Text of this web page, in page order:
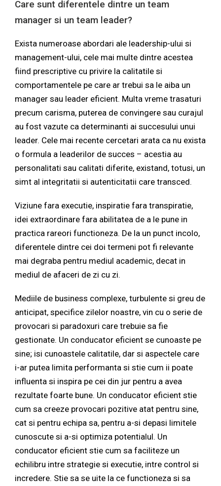
Care sunt diferentele dintre un team
manager si un team leader?
Exista numeroase abordari ale leadership-ului si
management-ului, cele mai multe dintre acestea
fiind prescriptive cu privire la calitatile si
comportamentele pe care ar trebui sa le aiba un
manager sau leader eficient. Multa vreme trasaturi
precum carisma, puterea de convingere sau curajul
au fost vazute ca determinanti ai succesului unui
leader. Cele mai recente cercetari arata ca nu exista
o formula a leaderilor de succes – acestia au
personalitati sau calitati diferite, existand, totusi, un
simt al integritatii si autenticitatii care transced.
Viziune fara executie, inspiratie fara transpiratie,
idei extraordinare fara abilitatea de a le pune in
practica rareori functioneza. De la un punct incolo,
diferentele dintre cei doi termeni pot fi relevante
mai degraba pentru mediul academic, decat in
mediul de afaceri de zi cu zi.
Mediile de business complexe, turbulente si greu de
anticipat, specifice zilelor noastre, vin cu o serie de
provocari si paradoxuri care trebuie sa fie
gestionate. Un conducator eficient se cunoaste pe
sine; isi cunoastele calitatile, dar si aspectele care
i-ar putea limita performanta si stie cum ii poate
influenta si inspira pe cei din jur pentru a avea
rezultate foarte bune. Un conducator eficient stie
cum sa creeze provocari pozitive atat pentru sine,
cat si pentru echipa sa, pentru a-si depasi limitele
cunoscute si a-si optimiza potentialul. Un
conducator eficient stie cum sa faciliteze un
echilibru intre strategie si executie, intre control si
incredere. Stie sa se uite la ce functioneza si sa